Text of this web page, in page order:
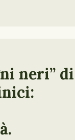
neri” di